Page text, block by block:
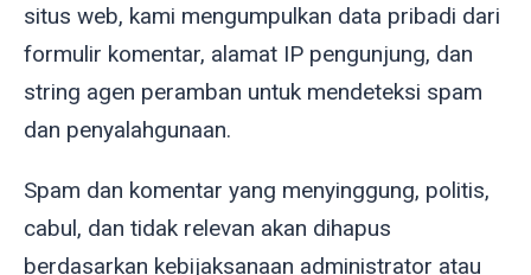
situs web, kami mengumpulkan data pribadi dari
formulir komentar, alamat IP pengunjung, dan
string agen peramban untuk mendeteksi spam
dan penyalahgunaan.
Spam dan komentar yang menyinggung, politis,
cabul, dan tidak relevan akan dihapus
berdasarkan kebijaksanaan administrator atau